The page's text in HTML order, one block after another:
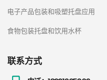
电子产品包装和吸塑托盘应用
食物包装托盘和饮用水杯
联系方式